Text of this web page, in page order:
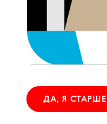
ДА, Я СТАРШЕ
— заранее
Вещей
писатели
произведение
15-я больница